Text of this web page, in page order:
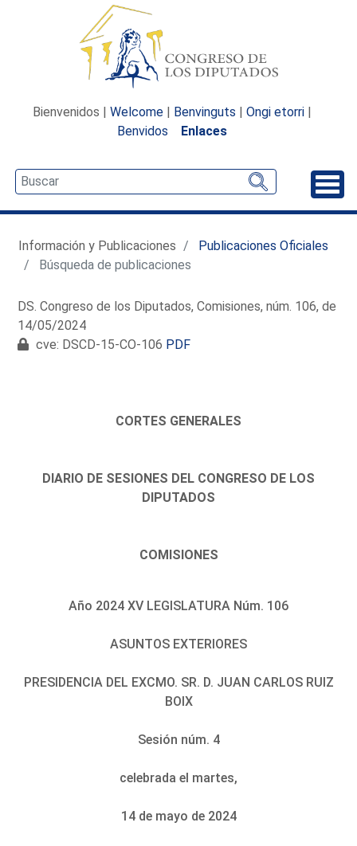
Bienvenidos | Welcome | Benvinguts | Ongi etorri |
Benvidos
Enlaces
Información y Publicaciones
Publicaciones Oficiales
Búsqueda de publicaciones
DS. Congreso de los Diputados, Comisiones, núm. 106, de
14/05/2024
cve: DSCD-15-CO-106 PDF
CORTES GENERALES
DIARIO DE SESIONES DEL CONGRESO DE LOS
DIPUTADOS
COMISIONES
Año 2024 XV LEGISLATURA Núm. 106
ASUNTOS EXTERIORES
PRESIDENCIA DEL EXCMO. SR. D. JUAN CARLOS RUIZ
BOIX
Sesión núm. 4
celebrada el martes,
14 de mayo de 2024